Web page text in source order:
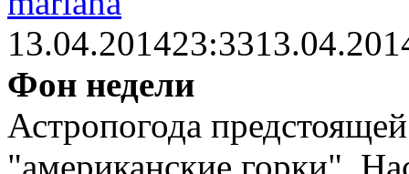
13.04.201423:33
Фон недели
Астропогода
"американские горки".